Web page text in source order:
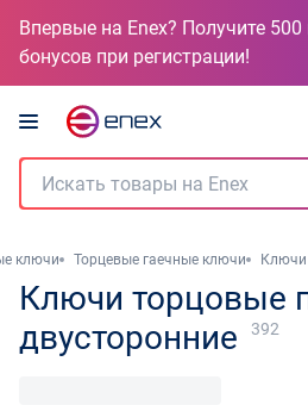
Впервые на Enex? Получите
бонусов при регистрации!
ключи Торцевые гаечные ключи Ключи
Ключи торцовые
двусторонние
392